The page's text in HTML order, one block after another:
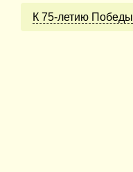
К 75-летию Победы